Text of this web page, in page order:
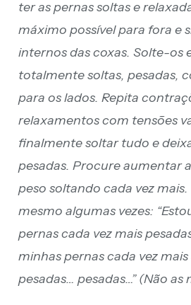
ter as pernas soltas e
máximo possível para fora e
internos das coxas. Solte-os
totalmente soltas, pesadas,
para os lados. Repita
relaxamentos com tensões
finalmente soltar tudo e
pesadas. Procure aumentar
peso soltando cada vez
mesmo algumas vezes:
pernas cada vez mais
minhas pernas cada vez
pesadas… pesadas…” (Não